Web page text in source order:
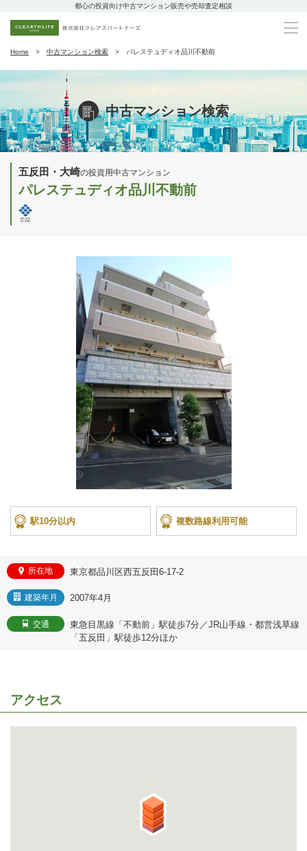
都心の投資向け中古マンション販売や売却査定相談
Home 中古マンション検索 パレステュディオ品川不動前
中古マンション検索
五反田・大崎の投資用中古マンション
パレステュディオ品川不動前
駅10分以内 複数路線利用可能
所在地 東京都品川区西五反田6-17-2
建築年月 2007年4月
交通
東急目黒線「不動前」駅徒歩7分／JR山手線・都営浅草線
「五反田」駅徒歩12分ほか
アクセス